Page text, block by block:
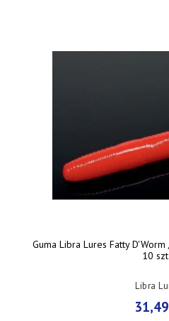
Guma Libra Lures Fatty
10
Libra